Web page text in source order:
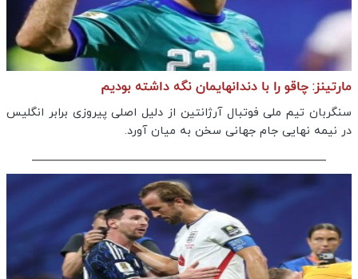
مارتینز: چاقو را با دندانهایمان نگه داشته بودیم
سنگربان تیم ملی فوتبال آرژانتین از دلیل اصلی پیروزی برابر انگلیس
در نیمه نهایی جام جهانی سخن به میان آورد.